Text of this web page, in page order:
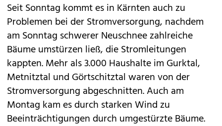
Seit Sonntag kommt es in Kärnten auch zu
Problemen bei der Stromversorgung, nachdem
am Sonntag schwerer Neuschnee zahlreiche
Bäume umstürzen ließ, die Stromleitungen
kappten. Mehr als 3.000 Haushalte im Gurktal,
Metnitztal und Görtschitztal waren von der
Stromversorgung abgeschnitten. Auch am
Montag kam es durch starken Wind zu
Beeinträchtigungen durch umgestürzte Bäume.